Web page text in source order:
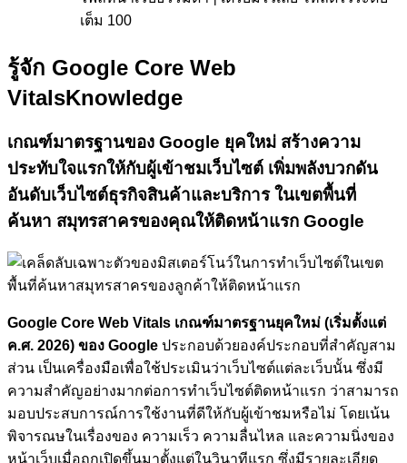
เต็ม 100
รู้จัก Google Core Web
VitalsKnowledge
เกณฑ์มาตรฐานของ Google ยุคใหม่ สร้างความ
ประทับใจแรกให้กับผู้เข้าชมเว็บไซต์ เพิ่มพลังบวกดัน
อันดับเว็บไซต์ธุรกิจสินค้าและบริการ ในเขตพื้นที่
ค้นหา สมุทรสาครของคุณให้ติดหน้าแรก Google
Google Core Web Vitals เกณฑ์มาตรฐานยุคใหม่ (เริ่มตั้งแต่
ค.ศ. 2026) ของ Google ประกอบด้วยองค์ประกอบที่สำคัญสาม
ส่วน เป็นเครื่องมือเพื่อใช้ประเมินว่าเว็บไซต์แต่ละเว็บนั้น ซึ่งมี
ความสำคัญอย่างมากต่อการทำเว็บไซต์ติดหน้าแรก ว่าสามารถ
มอบประสบการณ์การใช้งานที่ดีให้กับผู้เข้าชมหรือไม่ โดยเน้น
พิจารณษในเรื่องของ ความเร็ว ความลื่นไหล และความนิ่งของ
หน้าเว็บเมื่อถูกเปิดขึ้นมาตั้งแต่ในวินาทีแรก ซึ่งมีรายละเอียด